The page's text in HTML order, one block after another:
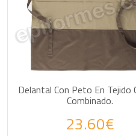
Delantal Con Peto En Tejido
Combinado.
23.60€